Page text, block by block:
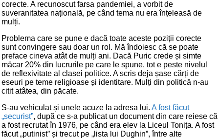
corecte. A recunoscut farsa pandemiei, a vorbit de
suveranitatea națională, pe când tema nu era înțeleasă de
mulți.
Problema care se pune e dacă toate aceste poziții corecte
sunt convingere sau doar un rol. Mă îndoiesc că se poate
preface cineva atât de mulți ani. Dacă Puric crede și simte
măcar 20% din lucrurile pe care le spune, tot e peste nivelul
de reflexivitate al clasei politice. A scris deja șase cărți de
eseuri pe teme religioase și identitare. Mulți din politică n-au
citit atâtea, din păcate.
S-au vehiculat și unele acuze la adresa lui. A fost făcut
„securist”, după ce s-a publicat un document din care reiese că
a fost recrutat în 1976, pe când era elev la Liceul Tonița. A fost
făcut „putinist” și trecut pe „lista lui Dughin”, între alte